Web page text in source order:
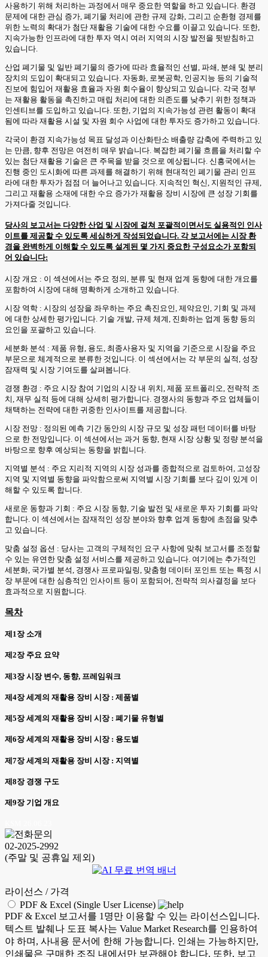
사용하기 위해 처리하는 과정에서 매우 중요한 역할을 하고 있습니다. 환경
문제에 대한 관심 증가, 폐기물 처리에 관한 규제 강화, 그리고 순환형 경제를
위한 노력의 확대가 첨단 재활용 기술에 대한 수요를 이끌고 있습니다. 또한,
지속가능한 인프라에 대한 투자 역시 여러 지역의 시장 발전을 뒷받침하고
있습니다.
산업 폐기물 및 일반 폐기물의 증가에 따라 효율적인 선별, 파쇄, 분쇄 및 분리
장치의 도입이 확대되고 있습니다. 자동화, 로봇공학, 인공지능 등의 기술적
진보에 힘입어 재활용 효율과 자원 회수율이 향상되고 있습니다. 각국 정부
는 재활용 활동을 촉진하고 매립 처리에 대한 의존도를 낮추기 위한 정책과
인센티브를 도입하고 있습니다. 또한, 기업의 지속가능성 관련 활동이 확대
됨에 따라 재활용 시설 및 자원 회수 사업에 대한 투자도 증가하고 있습니다.
각국이 환경 지속가능성 목표 달성과 이산화탄소 배출량 감축에 주력하고 있
는 만큼, 향후 전망은 여전히 매우 밝습니다. 복잡한 폐기물 흐름을 처리할 수
있는 첨단 재활용 기술은 큰 주목을 받을 것으로 예상됩니다. 신흥국에서는
진행 중인 도시화에 따른 과제를 해결하기 위해 현대적인 폐기물 관리 인프
라에 대한 투자가 점점 더 늘어나고 있습니다. 지속적인 혁신, 지원적인 규제,
그리고 재활용 소재에 대한 수요 증가가 재활용 장비 시장에 큰 성장 기회를
가져다줄 것입니다.
당사의 보고서는 다양한 산업 및 시장에 걸쳐 포괄적이면서도 실용적인 인사
이트를 제공할 수 있도록 세심하게 작성되었습니다. 각 보고서에는 시장 환
경을 완벽하게 이해할 수 있도록 설계된 몇 가지 중요한 구성요소가 포함되
어 있습니다:
시장 개요 : 이 섹션에서는 주요 정의, 분류 및 현재 업계 동향에 대한 개요를
포함하여 시장에 대해 명확하게 소개하고 있습니다.
시장 역학 : 시장의 성장을 좌우하는 주요 촉진요인, 제약요인, 기회 및 과제
에 대한 상세한 평가입니다. 기술 개발, 규제 체계, 진화하는 업계 동향 등의
요인을 포괄하고 있습니다.
세분화 분석 : 제품 유형, 용도, 최종사용자 및 지역을 기준으로 시장을 주요
부문으로 체계적으로 분류한 것입니다. 이 섹션에서는 각 부문의 실적, 성장
잠재력 및 시장 기여도를 살펴봅니다.
경쟁 환경 : 주요 시장 참여 기업의 시장 내 위치, 제품 포트폴리오, 전략적 조
치, 재무 실적 등에 대해 상세히 평가합니다. 경쟁사의 동향과 주요 업체들이
채택하는 전략에 대한 귀중한 인사이트를 제공합니다.
시장 전망 : 정의된 예측 기간 동안의 시장 규모 및 성장 패턴 데이터를 바탕
으로 한 전망입니다. 이 섹션에서는 과거 동향, 현재 시장 상황 및 정량 분석을
바탕으로 향후 예상되는 동향을 밝힙니다.
지역별 분석 : 주요 지리적 지역의 시장 성과를 종합적으로 검토하여, 고성장
지역 및 지역별 동향을 파악함으로써 지역별 시장 기회를 보다 깊이 있게 이
해할 수 있도록 합니다.
새로운 동향과 기회 : 주요 시장 동향, 기술 발전 및 새로운 투자 기회를 파악
합니다. 이 섹션에서는 잠재적인 성장 분야와 향후 업계 동향에 초점을 맞추
고 있습니다.
맞춤 설정 옵션 : 당사는 고객의 구체적인 요구 사항에 맞춰 보고서를 조정할
수 있는 유연한 맞춤 설정 서비스를 제공하고 있습니다. 여기에는 추가적인
세분화, 국가별 분석, 경쟁사 프로파일링, 맞춤형 데이터 포인트 또는 특정 시
장 부문에 대한 심층적인 인사이트 등이 포함되어, 전략적 의사결정을 보다
효과적으로 지원합니다.
목차
제1장 소개
제2장 주요 요약
제3장 시장 변수, 동향, 프레임워크
제4장 세계의 재활용 장비 시장 : 제품별
제5장 세계의 재활용 장비 시장 : 폐기물 유형별
제6장 세계의 재활용 장비 시장 : 용도별
제7장 세계의 재활용 장비 시장 : 지역별
제8장 경쟁 구도
제9장 기업 개요
02-2025-2992
(주말 및 공휴일 제외)
라이선스 / 가격
PDF & Excel (Single User License)
PDF & Excel 보고서를 1명만 이용할 수 있는 라이선스입니다.
텍스트 발췌나 도표 복사는 Value Market Research를 인용하여
야 하며, 사내용 문서에 한해 가능합니다. 인쇄는 가능하지만,
인쇄물은 구매한 조직 내에서만 보관해야 합니다. 또한, 보고